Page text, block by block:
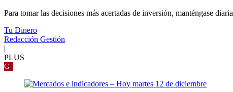
Para tomar las decisiones más acertadas de inversión, manténgase
Tu Dinero
Redacción Gestión
PLUS
G